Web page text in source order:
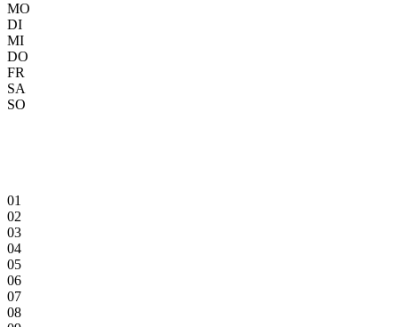
MO
DI
MI
DO
FR
SA
SO
01
02
03
04
05
06
07
08